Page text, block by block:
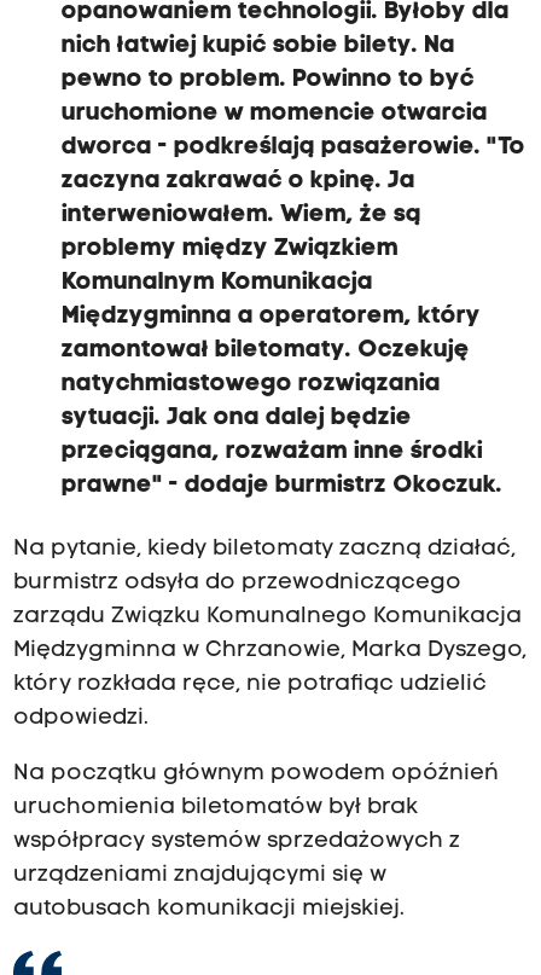
opanowaniem technologii. Byłoby dla
nich łatwiej kupić sobie bilety. Na
pewno to problem. Powinno to być
uruchomione w momencie otwarcia
dworca - podkreślają pasażerowie. "To
zaczyna zakrawać o kpinę. Ja
interweniowałem. Wiem, że są
problemy między Związkiem
Komunalnym Komunikacja
Międzygminna a operatorem, który
zamontował biletomaty. Oczekuję
natychmiastowego rozwiązania
sytuacji. Jak ona dalej będzie
przeciągana, rozważam inne środki
prawne" - dodaje burmistrz Okoczuk.
Na pytanie, kiedy biletomaty zaczną działać,
burmistrz odsyła do przewodniczącego
zarządu Związku Komunalnego Komunikacja
Międzygminna w Chrzanowie, Marka Dyszego,
który rozkłada ręce, nie potrafiąc udzielić
odpowiedzi.
Na początku głównym powodem opóźnień
uruchomienia biletomatów był brak
współpracy systemów sprzedażowych z
urządzeniami znajdującymi się w
autobusach komunikacji miejskiej.